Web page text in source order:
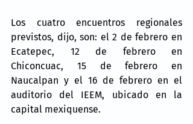
Los cuatro encuentros regionales
previstos, dijo, son: el 2 de febrero en
Ecatepec, 12 de febrero en
Chiconcuac, 15 de febrero en
Naucalpan y el 16 de febrero en el
auditorio del IEEM, ubicado en la
capital mexiquense.